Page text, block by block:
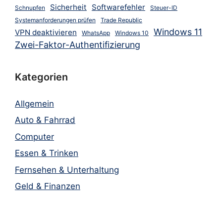
Schnupfen Sicherheit Softwarefehler
Steuer-ID
Systemanforderungen prüfen
Trade Republic
VPN deaktivieren WhatsApp Windows 10
Windows 11
Zwei-Faktor-Authentifizierung
Kategorien
Allgemein
Auto & Fahrrad
Computer
Essen & Trinken
Fernsehen & Unterhaltung
Geld & Finanzen